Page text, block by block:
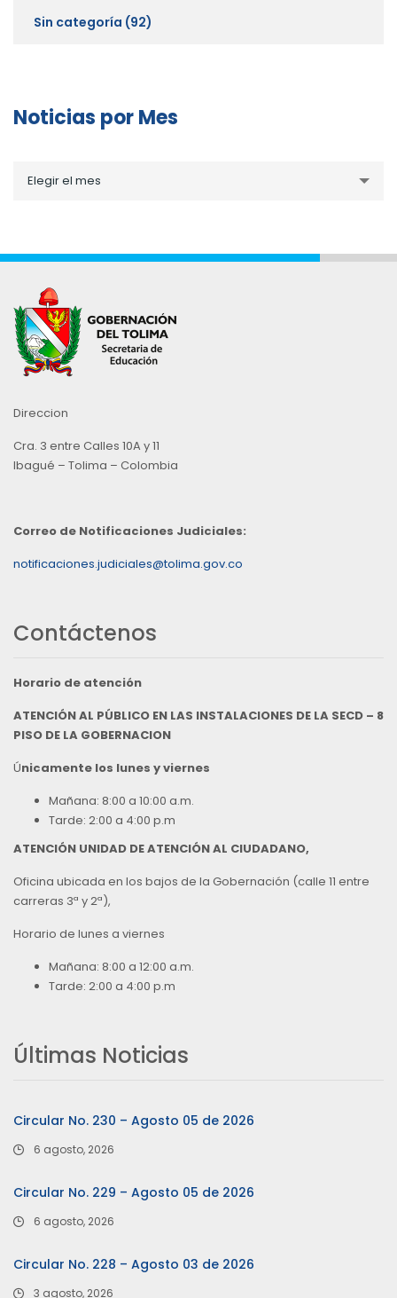
Sin categoría (92)
Noticias por Mes
porElegir el mes
Direccion
Cra. 3 entre Calles 10A y 11
Ibagué – Tolima – Colombia
Correo de Notificaciones Judiciales:
notificaciones.judiciales@tolima.gov.co
Contáctenos
Horario de atención
ATENCIÓN AL PÚBLICO EN LAS INSTALACIONES DE LA SECD – 8
PISO DE LA GOBERNACION
Únicamente los lunes y viernes
Mañana: 8:00 a 10:00 a.m.
Tarde: 2:00 a 4:00 p.m
ATENCIÓN UNIDAD DE ATENCIÓN AL CIUDADANO,
Oficina ubicada en los bajos de la Gobernación (calle 11 entre
carreras 3ª y 2ª),
Horario de lunes a viernes
Mañana: 8:00 a 12:00 a.m.
Tarde: 2:00 a 4:00 p.m
Últimas Noticias
Circular No. 230 – Agosto 05 de 2026
6 agosto, 2026
Circular No. 229 – Agosto 05 de 2026
6 agosto, 2026
Circular No. 228 – Agosto 03 de 2026
3 agosto, 2026